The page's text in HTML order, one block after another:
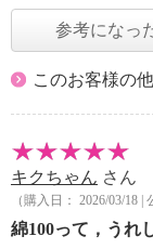
参考になっ
このお客様の
キクちゃん さん
（購入日： 2026/03/18 |
綿100って，うれ